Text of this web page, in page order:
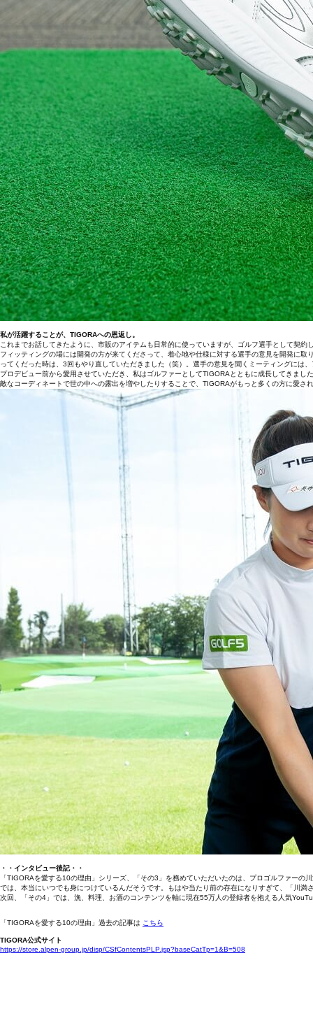
私が活躍することが、TIGORAへの恩返し。
これまでお話してきたように、市販のアイテムも日常的に使っていますが、ゴルフ選手として契
フィッティングの場には開発の方が来てくださって、着心地や仕様に対する選手の意見を開発に
ってくだった時は、3回もやり直していただきました（笑）。選手の意見を聞くミーティングに
プロデビュー前から愛用させていただき、私はゴルファーとしてTIGORAとともに成長してきま
敵なコーディネートで世の中への露出を増やしたりすることで、TIGORAがもっと多くの方に愛さ
・・インタビュー後記・・
「TIGORAを愛する10の理由」シリーズ、「その3」を務めていただいたのは、プロゴルファー
では、本当にいつでも身につけているんだそうです。もはや当たり前の存在になりすぎて、「川
次回、「その4」では、漁、料理、お酒のコンテンツを軸に現在55万人の登録者を抱える人気
「TIGORAを愛する10の理由」過去の記事は こちら
TIGORA公式サイト
https://store.alpen-group.jp/disp/CSfContentsPLP.jsp?baseCatTp=1&B=508